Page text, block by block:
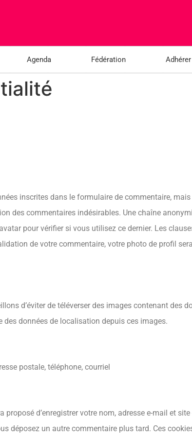
Agenda Fédération Adhérer
inscrites dans le formulaire de commentaire,
des commentaires indésirables. Une chaîne
pour vérifier si vous utilisez ce dernier. Les
de votre commentaire, votre photo de profil
d’éviter de téléverser des images contenant des
données de localisation depuis ces images.
postale, téléphone, courriel
d’enregistrer votre nom, adresse e-mail et
déposez un autre commentaire plus tard. Ces